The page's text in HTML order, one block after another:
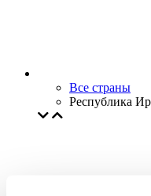
Все страны
Республика